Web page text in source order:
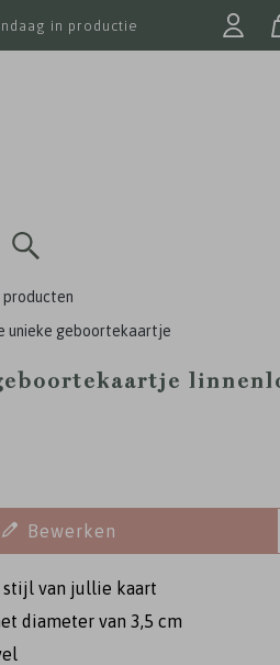
in productie
unieke geboortekaartje
Bewerken
van jullie kaart
diameter van 3,5 cm